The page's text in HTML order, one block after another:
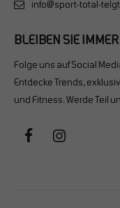
info@sport-total-
BLEIBEN SIE
Folge uns auf Social
Entdecke Trends,
und Fitness. Werde Teil